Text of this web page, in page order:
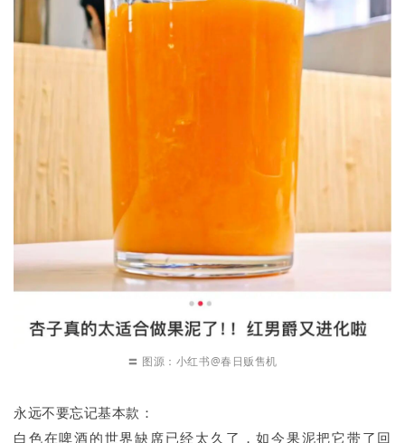
〓 图源：小红书@春日贩售机
永远不要忘记基本款：
白色在啤酒的世界缺席已经太久了，如今果泥把它带了回